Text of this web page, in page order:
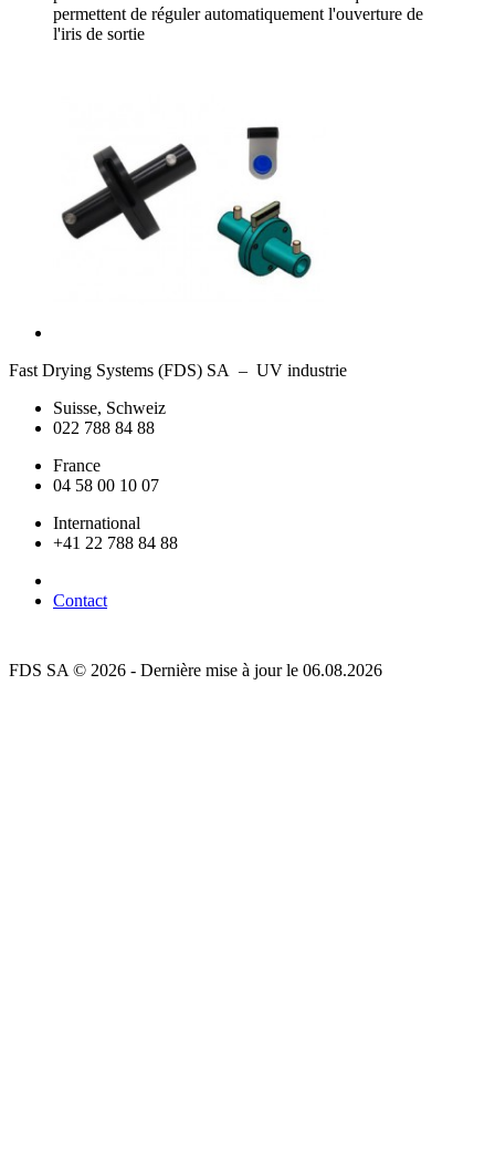
permettent de réguler automatiquement l'ouverture de
l'iris de sortie
Fast Drying Systems (FDS) SA – UV industrie
Suisse, Schweiz
022 788 84 88
France
04 58 00 10 07
International
+41 22 788 84 88
Contact
FDS SA © 2026 - Dernière mise à jour le 06.08.2026